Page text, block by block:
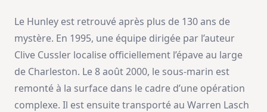
Le Hunley est retrouvé après plus de 130 ans de
mystère. En 1995, une équipe dirigée par l’auteur
Clive Cussler localise officiellement l’épave au large
de Charleston. Le 8 août 2000, le sous-marin est
remonté à la surface dans le cadre d’une opération
complexe. Il est ensuite transporté au Warren Lasch